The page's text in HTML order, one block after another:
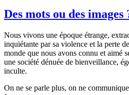
Des mots ou des images
Nous vivons une époque étrange,
inquiétante par sa violence et la perte
monde que nous avons connu et aimé
une société dénuée de bienveillance,
inculte.
On ne se parle plus, on ne